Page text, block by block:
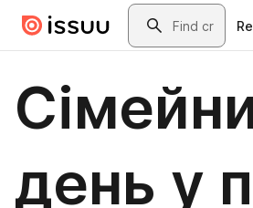
Skip to main contentSearch
день у